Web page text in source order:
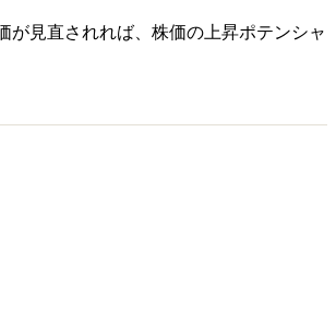
が見直されれば、株価の上昇ポテンシャ